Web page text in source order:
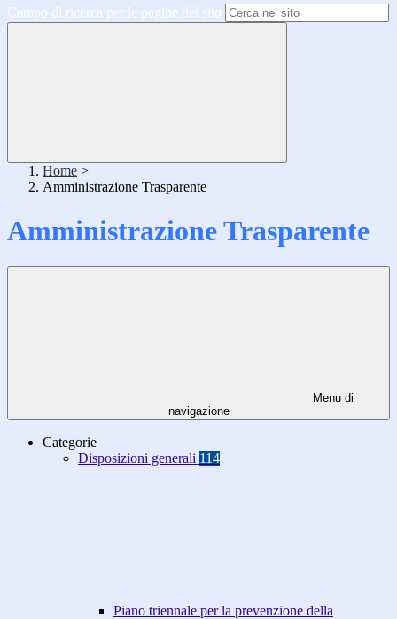
Campo di ricerca per le pagine del sito
Home >
Amministrazione Trasparente
Amministrazione Trasparente
Menu di
navigazione
Categorie
Disposizioni generali 114
Piano triennale per la prevenzione della